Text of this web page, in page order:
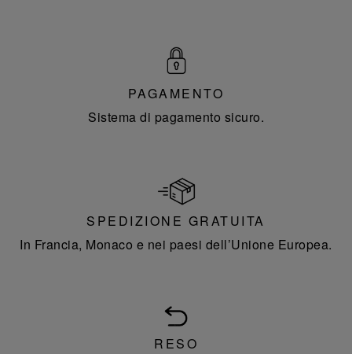
PAGAMENTO
Sistema di pagamento sicuro.
SPEDIZIONE GRATUITA
In Francia, Monaco e nei paesi dell’Unione Europea.
RESO